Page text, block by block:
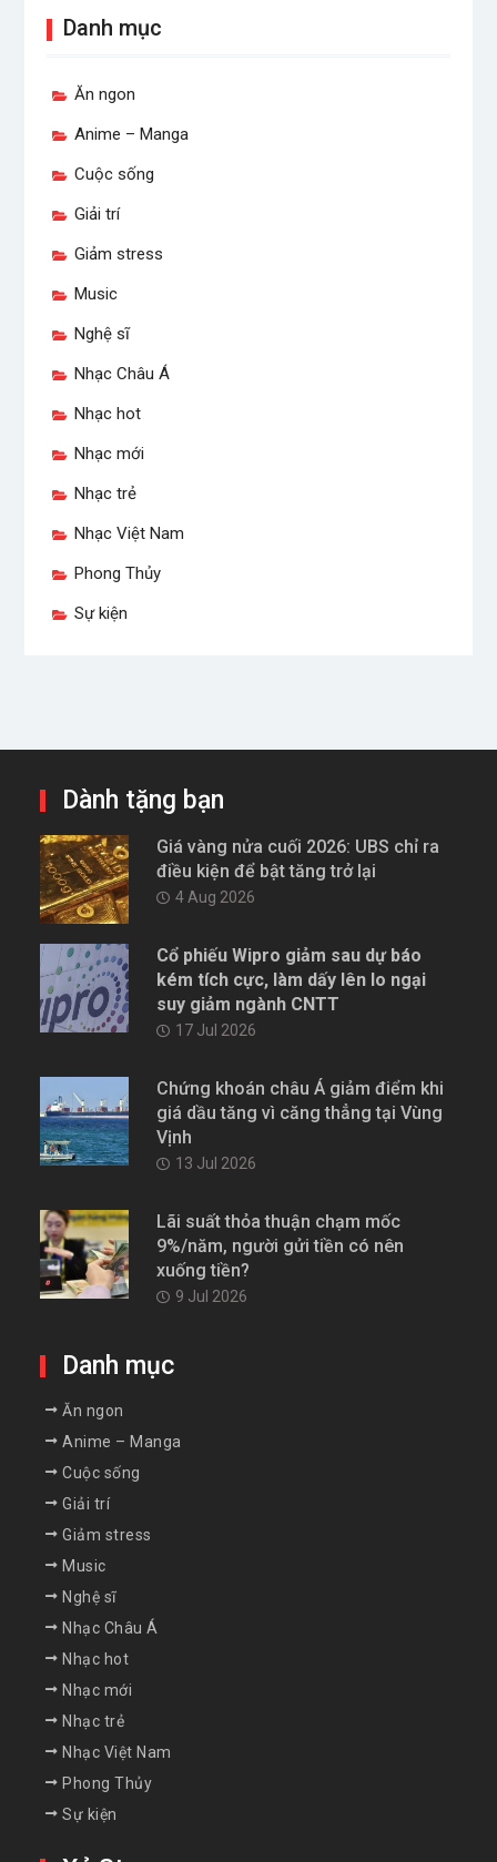
Danh mục
Ăn ngon
Anime – Manga
Cuộc sống
Giải trí
Giảm stress
Music
Nghệ sĩ
Nhạc Châu Á
Nhạc hot
Nhạc mới
Nhạc trẻ
Nhạc Việt Nam
Phong Thủy
Sự kiện
Dành tặng bạn
Giá vàng nửa cuối 2026: UBS chỉ ra
điều kiện để bật tăng trở lại
4 Aug 2026
Cổ phiếu Wipro giảm sau dự báo
kém tích cực, làm dấy lên lo ngại
suy giảm ngành CNTT
17 Jul 2026
Chứng khoán châu Á giảm điểm khi
giá dầu tăng vì căng thẳng tại Vùng
Vịnh
13 Jul 2026
Lãi suất thỏa thuận chạm mốc
9%/năm, người gửi tiền có nên
xuống tiền?
9 Jul 2026
Danh mục
Ăn ngon
Anime – Manga
Cuộc sống
Giải trí
Giảm stress
Music
Nghệ sĩ
Nhạc Châu Á
Nhạc hot
Nhạc mới
Nhạc trẻ
Nhạc Việt Nam
Phong Thủy
Sự kiện